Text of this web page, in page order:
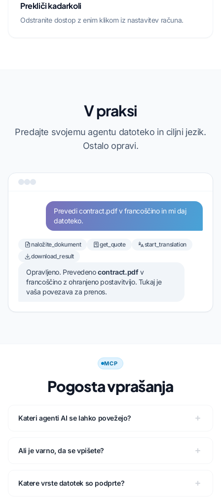
Prekliči kadarkoli
Odstranite dostop z enim klikom iz nastavitev računa.
V praksi
Predajte svojemu agentu datoteko in ciljni jezik.
Ostalo opravi.
Prevedi contract.pdf v francoščino in mi daj
datoteko.
naložite_dokument get_quote
start_translation
download_result
Opravljeno. Prevedenocontract.pdfv
francoščino z ohranjeno postavitvijo. Tukaj je
vaša povezava za prenos.
MCP
Pogosta vprašanja
Kateri agenti AI se lahko povežejo?
Ali je varno, da se vpišete?
Katere vrste datotek so podprte?